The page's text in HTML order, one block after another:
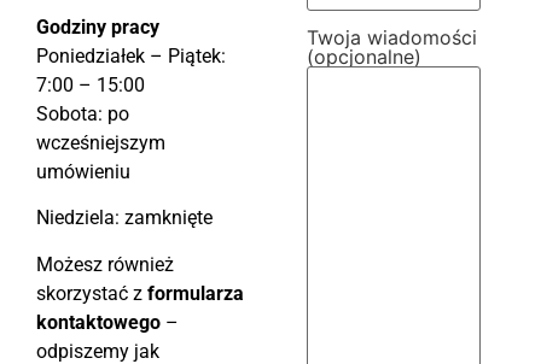
Godziny pracy
Poniedziałek – Piątek:
7:00 – 15:00
Sobota: po
wcześniejszym
umówieniu
Niedziela: zamknięte
Możesz również
skorzystać z formularza
kontaktowego –
odpiszemy jak
Twoja wiadomości
(opcjonalne)